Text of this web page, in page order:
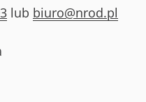
lub biuro@nrod.pl